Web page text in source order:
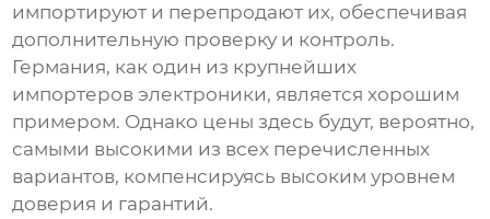
импортируют и перепродают их, обеспечивая
дополнительную проверку и контроль.
Германия, как один из крупнейших
импортеров электроники, является хорошим
примером. Однако цены здесь будут, вероятно,
самыми высокими из всех перечисленных
вариантов, компенсируясь высоким уровнем
доверия и гарантий.